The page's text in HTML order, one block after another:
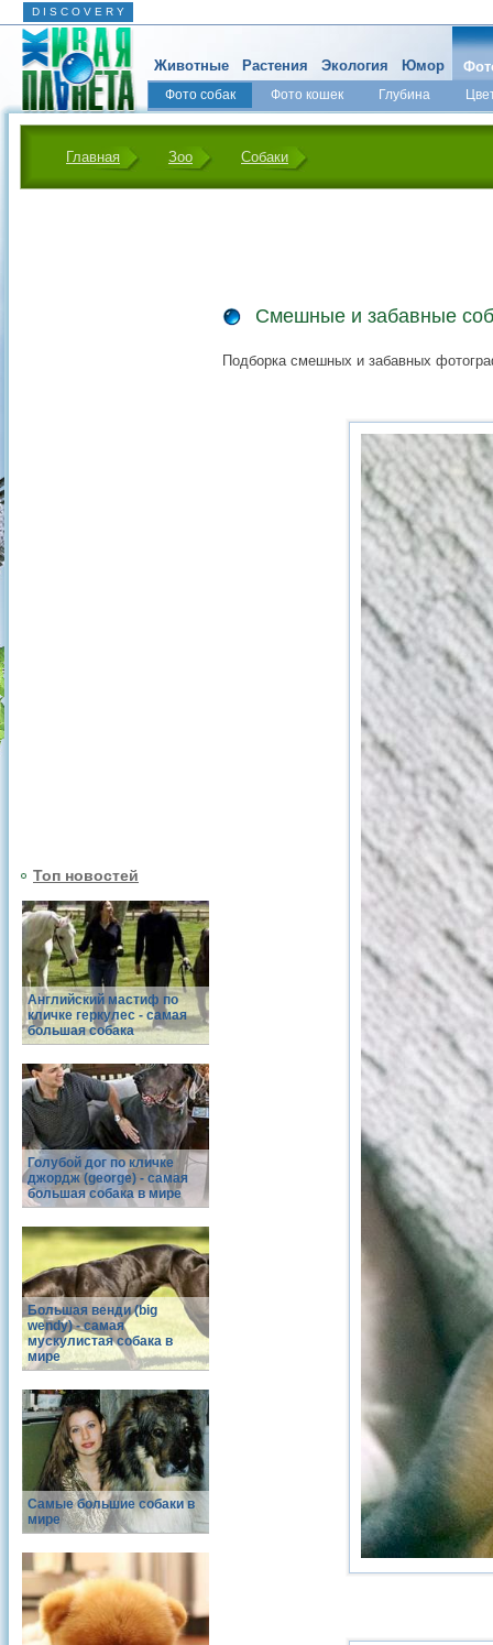
D I S C O V E R Y
Животные Растения Экология Юмор
Фото собак Фото кошек Глубина
Главная Зоо Собаки
Топ новостей
Английский мастиф по
кличке геркулес - самая
большая собака
Голубой дог по кличке
джордж (george) - самая
большая собака в мире
Большая венди (big
wendy) - самая
мускулистая собака в
мире
Самые большие собаки в
мире
Смешные и забавные
Подборка смешных и забавных